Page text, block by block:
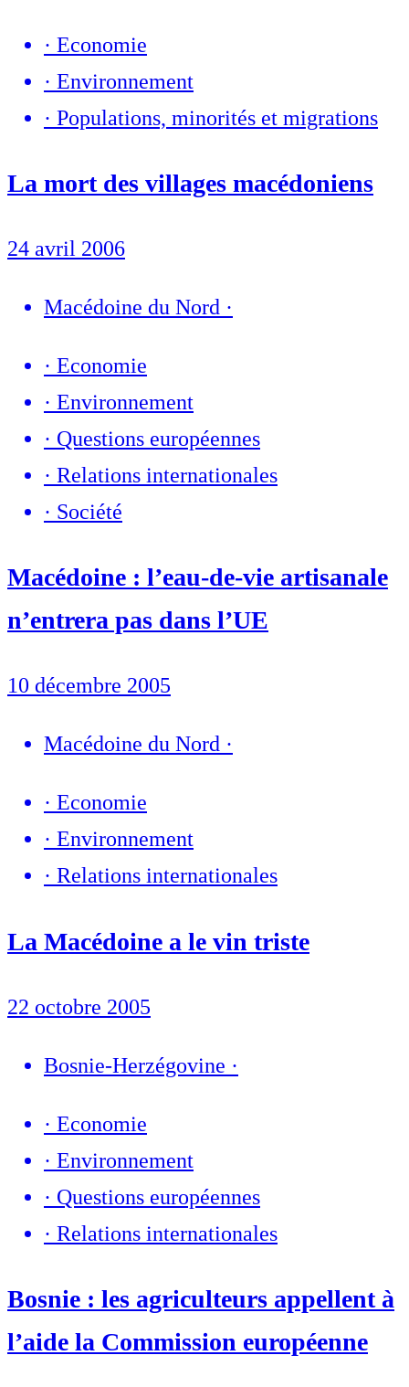
· Economie
· Environnement
· Populations, minorités et migrations
La mort des villages macédoniens
24 avril 2006
Macédoine du Nord ·
· Economie
· Environnement
· Questions européennes
· Relations internationales
· Société
Macédoine : l’eau-de-vie artisanale
n’entrera pas dans l’UE
10 décembre 2005
Macédoine du Nord ·
· Economie
· Environnement
· Relations internationales
La Macédoine a le vin triste
22 octobre 2005
Bosnie-Herzégovine ·
· Economie
· Environnement
· Questions européennes
· Relations internationales
Bosnie : les agriculteurs appellent à
l’aide la Commission européenne